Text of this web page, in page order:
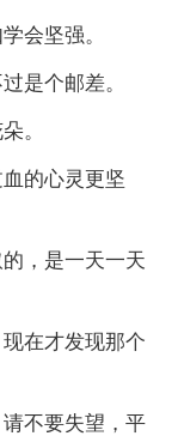
会坚强。
是个邮差。
。
的心灵更坚
，是一天一天
在才发现那个
不要失望，平